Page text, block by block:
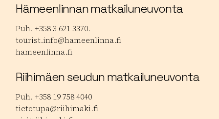
Hämeenlinnan matkailuneuvonta
Puh. +358 3 621 3370.
tourist.info@hameenlinna.fi
hameenlinna.fi
Riihimäen seudun matkailuneuvonta
Puh. +358 19 758 4040
tietotupa@riihimaki.fi